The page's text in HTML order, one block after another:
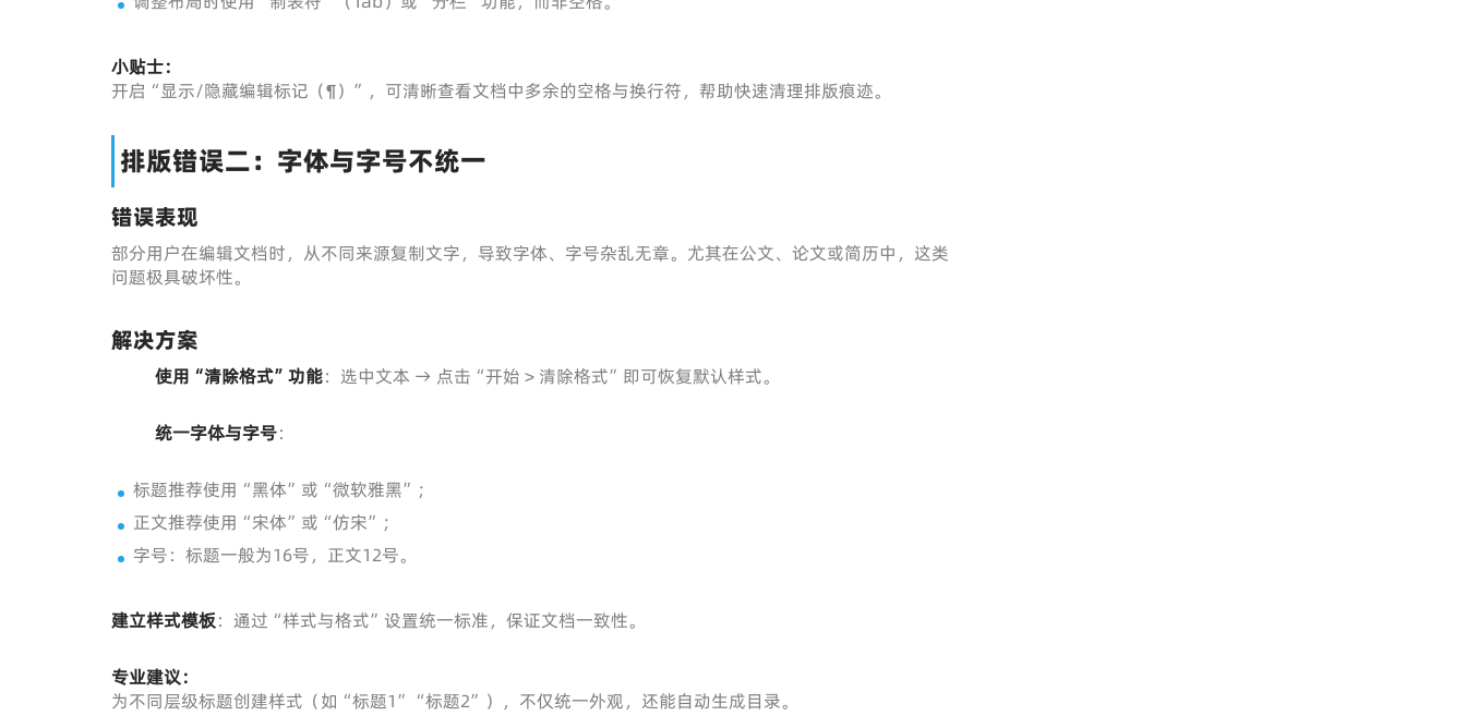
小贴士：
开启“显示/隐藏编辑标记（¶）”，可清晰查看文档中多余的空格与换行符，帮助快速清理排版痕迹。
排版错误二：字体与字号不统一
错误表现
部分用户在编辑文档时，从不同来源复制文字，导致字体、字号杂乱无章。尤其在公文、论文或简历中，这类
问题极具破坏性。
解决方案
使用“清除格式”功能：选中文本 → 点击“开始 > 清除格式”即可恢复默认样式。
统一字体与字号：
标题推荐使用“黑体”或“微软雅黑”；
正文推荐使用“宋体”或“仿宋”；
字号：标题一般为16号，正文12号。
建立样式模板：通过“样式与格式”设置统一标准，保证文档一致性。
专业建议：
为不同层级标题创建样式（如“标题1”“标题2”），不仅统一外观，还能自动生成目录。